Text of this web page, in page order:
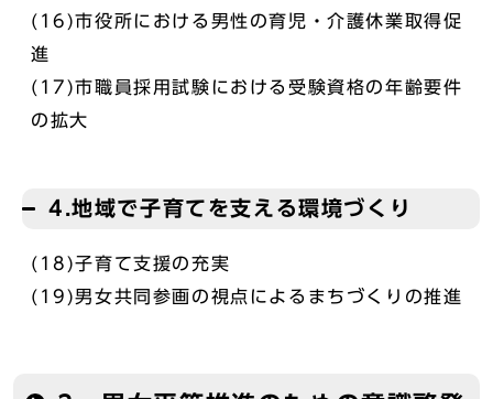
(16)市役所における男性の育児・介護休業取得促
進
(17)市職員採用試験における受験資格の年齢要件
の拡大
4.地域で子育てを支える環境づくり
(18)子育て支援の充実
(19)男女共同参画の視点によるまちづくりの推進